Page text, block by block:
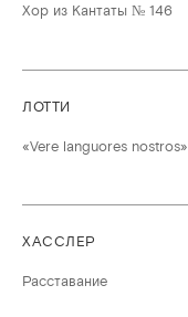
Хор из Кантаты № 146
ЛОТТИ
«Vere languores nostros»
ХАССЛЕР
Расставание